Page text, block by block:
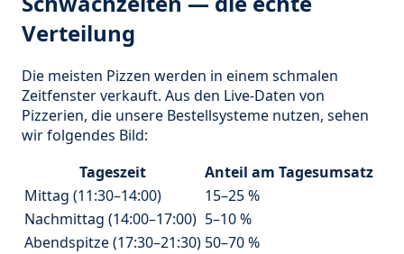
Verteilung
Die meisten Pizzen werden in einem schmalen
Zeitfenster verkauft. Aus den Live-Daten von
Pizzerien, die unsere Bestellsysteme nutzen, sehen
wir folgendes Bild:
Tageszeit
Anteil am Tagesumsatz
Mittag (11:30–14:00)
15–25 %
Nachmittag (14:00–17:00) 5–10 %
Abendspitze (17:30–21:30) 50–70 %